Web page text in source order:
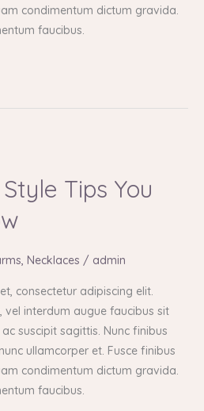
condimentum dictum gravida.
faucibus.
Tips You
, Necklaces / admin
consectetur adipiscing elit.
vel interdum augue faucibus sit
suscipit sagittis. Nunc finibus
ullamcorper et. Fusce finibus
condimentum dictum gravida.
faucibus.